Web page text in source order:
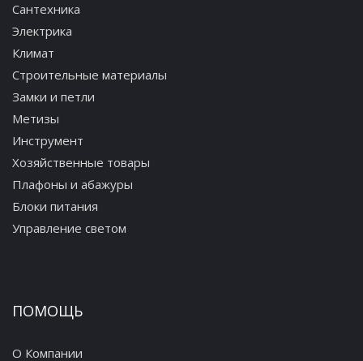
Сантехника
Электрика
Климат
Строительные материалы
Замки и петли
Метизы
Инструмент
Хозяйственные товары
Плафоны и абажуры
Блоки питания
Управление светом
ПОМОЩЬ
О Компании